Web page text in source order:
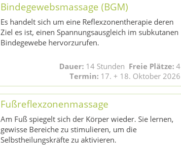
Bindegewebsmassage (BGM)
Es handelt sich um eine Reflexzonentherapie deren
Ziel es ist, einen Spannungsausgleich im subkutanen
Bindegewebe hervorzurufen.
Dauer:14 Stunden Freie Plätze:4
Termin: 17. + 18. Oktober 2026
Fußreflexzonenmassage
Am Fuß spiegelt sich der Körper wieder. Sie lernen,
gewisse Bereiche zu stimulieren, um die
Selbstheilungskräfte zu aktivieren.